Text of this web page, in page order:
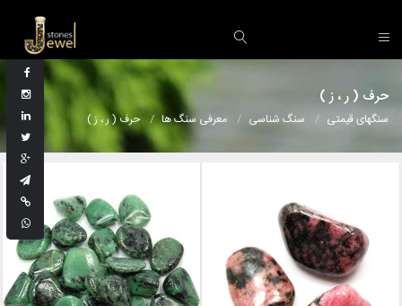
حرف ( ر ، ز )
سنگهای قیمتی سنگ شناسی معرفی سنگ ها حرف ( ر ، ز )